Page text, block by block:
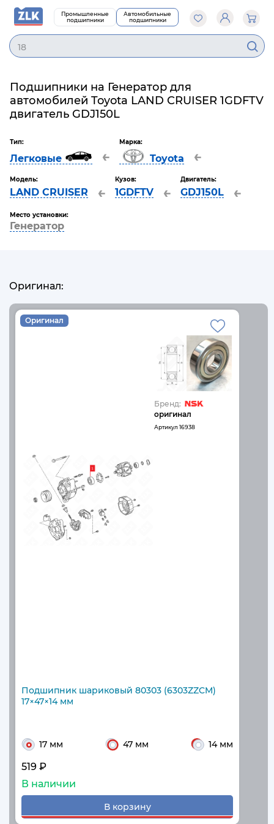
Промышленные
подшипники
Автомобильные
подшипники
180
Подшипники на Генератор для
автомобилей Toyota LAND CRUISER 1GDFTV
двигатель GDJ150L
Тип:
Легковые ←
Марка:
Toyota ←
Модель:
LAND CRUISER ←
Кузов:
1GDFTV ←
Двигатель:
GDJ150L ←
Место установки:
Генератор
Оригинал:
Оригинал
Бренд:
оригинал
Артикул 16938
Подшипник шариковый 80303 (6303ZZCM)
17×47×14 мм
17 мм 47 мм 14 мм
519 ₽
В наличии
В корзину